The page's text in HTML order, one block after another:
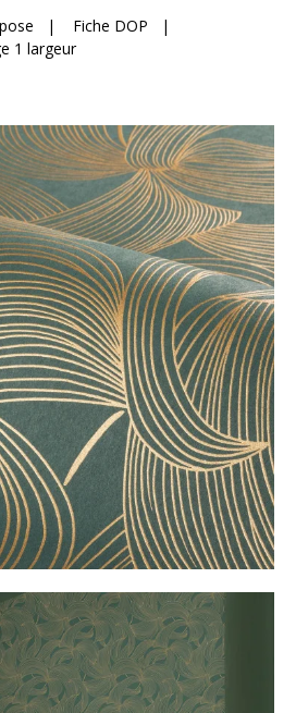
| Fiche DOP |
1 largeur